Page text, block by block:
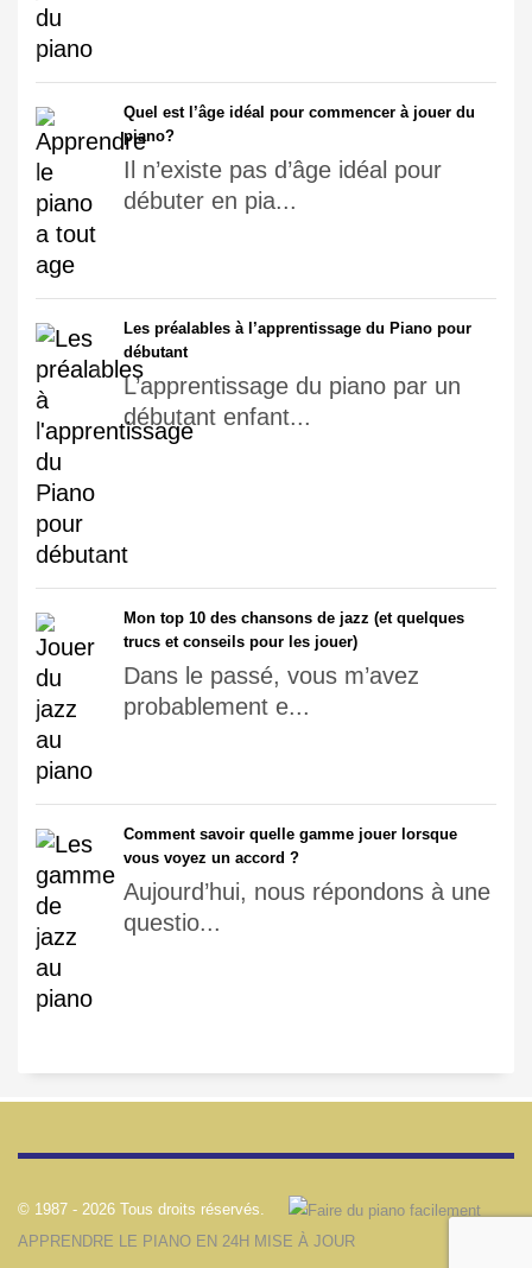
Quel est l’âge idéal pour commencer à jouer du
piano?
Il n’existe pas d’âge idéal pour
débuter en pia...
Les préalables à l’apprentissage du Piano pour
débutant
L’apprentissage du piano par un
débutant enfant...
Mon top 10 des chansons de jazz (et quelques
trucs et conseils pour les jouer)
Dans le passé, vous m’avez
probablement e...
Comment savoir quelle gamme jouer lorsque
vous voyez un accord ?
Aujourd’hui, nous répondons à une
questio...
© 1987 - 2026 Tous droits réservés.
APPRENDRE LE PIANO EN 24H MISE À JOUR